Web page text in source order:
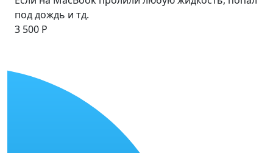
под дождь и тд.
3 500 Р